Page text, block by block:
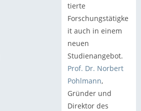
tierte
Forschungstätigke
it auch in einem
neuen
Studienangebot.
Prof. Dr. Norbert
Pohlmann,
Gründer und
Direktor des